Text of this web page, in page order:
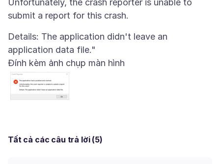
Unfortunately, the crash reporter is unable to
Details: The application didn't leave an
Đính kèm ảnh chụp màn hình
Tất cả các câu trả lời (5)